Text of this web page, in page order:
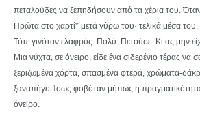
πεταλούδες να ξεπηδήσουν από τα χέρια του.
Πρώτα στο χαρτί* μετά γύρω του· τελικά μέσα του.
Τότε γινόταν ελαφρύς. Πολύ. Πετούσε. Κι ας μην
Μια νύχτα, σε όνειρο, είδε ένα σιδερένιο τέρας να
ξεριζωμένα χόρτα, σπασμένα φτερά, χρώματα-
ξαναπήγε. Ίσως φοβόταν μήπως η
όνειρο.